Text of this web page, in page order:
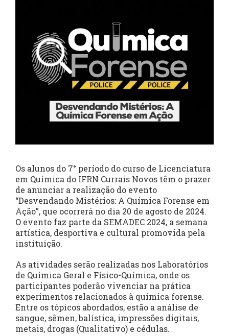
Os alunos do 7° período do curso de Licenciatura
em Química do IFRN Currais Novos têm o prazer
de anunciar a realização do evento
“Desvendando Mistérios: A Química Forense em
Ação”, que ocorrerá no dia 20 de agosto de 2024.
O evento faz parte da SEMADEC 2024, a semana
artística, desportiva e cultural promovida pela
instituição.
As atividades serão realizadas nos Laboratórios
de Química Geral e Físico-Química, onde os
participantes poderão vivenciar na prática
experimentos relacionados à química forense.
Entre os tópicos abordados, estão a análise de
sangue, sêmen, balística, impressões digitais,
metais, drogas (Qualitativo) e cédulas.